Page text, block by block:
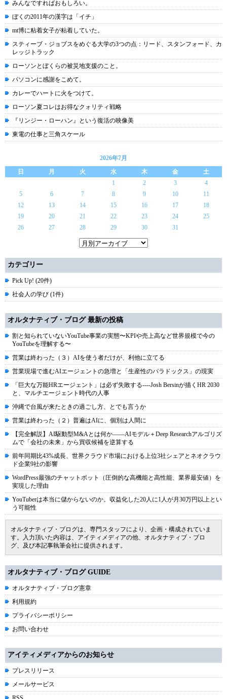
みんなですればおもしろい。
ぼくの2011年の漢字は「イチ」
mt博に粘着女子が粘着していた。
スティーブ・ジョブスをめぐる大学の3つの点：リード、スタンフォード、カ
レッジトラック
ローソンとぼくらの被災地支援のこと。
パソコンに感謝をこめて。
カレーでハートに火をつけて。
ローソン夏コレはお得なクォリティ戦略
『リンジー・ローハン』という復活の映像美
東電の仕事と三角スケール
2026年7月
日
月 火 水 木 金
土
1
2 3
4
5
6 7 8 9 10
11
12
13 14 15 16 17
18
19
20 21 22 23 24
25
26
27 28 29 30 31
カテゴリー
Pick Up! (20件)
社会人の学び (1件)
オルタナティブ・ブログ 最新の投稿
割と知られていないYouTube事業の実態〜KPIや売上高など世界規模で今の
YouTubeを理解する〜
営業は終わった（３）AIを使う者だけが、利他に立てる
営業現場で進むAIエージェントの急増と「生産性のパラドックス」の現実
「巨大な万能HRエージェント」は必ず失敗する----Josh Bersinが描くHR 2030
と、マルチエージェント時代の人事
沖縄で台風が来たときの過ごし方、とでも言うか
営業は終わった（２）普遍はAIに、個別は人間に
【完全解説】AI駆動型M&Aとは何か――AIモデル＋Deep Researchアルゴリズ
ムで「会社の未来」から買収候補を逆算する
前年同期比43%成長、世界クラウド市場における上位3社シェアとネオクラウ
ド企業9社の影響
WordPress最強のチャットボット（圧倒的な高機能と高性能、業界最安値）を
実現した理由
YouTuberは本当に儲からないのか。収益化した20人に1人が月30万円以上とい
う可能性
オルタナティブ・ブログは、専門スタッフにより、企画・構成されていま
す。入力頂いた内容は、アイティメディアの他、オルタナティブ・ブロ
グ、及び本記事執筆会社に提供されます。
オルタナティブ・ブログ GUIDE
オルタナティブ・ブログ憲章
利用規約
プライバシーポリシー
お問い合わせ
アイティメディアからのお知らせ
プレスリリース
メールサービス